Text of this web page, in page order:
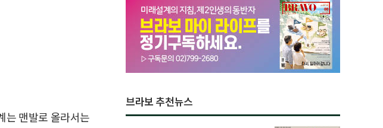
는 맨발로 올라서는
브라보 추천뉴스